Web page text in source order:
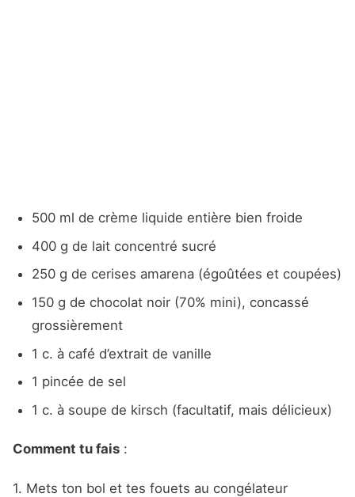
500 ml de crème liquide entière bien froide
400 g de lait concentré sucré
250 g de cerises amarena (égoûtées et coupées)
150 g de chocolat noir (70% mini), concassé
grossièrement
1 c. à café d’extrait de vanille
1 pincée de sel
1 c. à soupe de kirsch (facultatif, mais délicieux)
Comment tu fais :
1. Mets ton bol et tes fouets au congélateur